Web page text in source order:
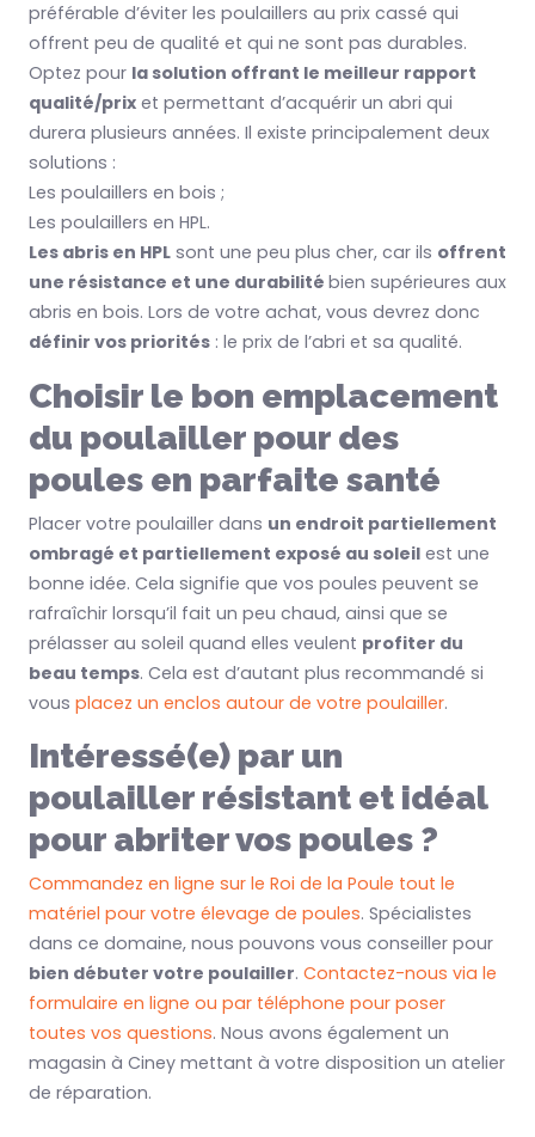
préférable d’éviter les poulaillers au prix cassé qui
offrent peu de qualité et qui ne sont pas durables.
Optez pour la solution offrant le meilleur rapport
qualité/prix et permettant d’acquérir un abri qui
durera plusieurs années. Il existe principalement deux
solutions :
Les poulaillers en bois ;
Les poulaillers en HPL.
Les abris en HPL sont une peu plus cher, car ils offrent
une résistance et une durabilité bien supérieures aux
abris en bois. Lors de votre achat, vous devrez donc
définir vos priorités : le prix de l’abri et sa qualité.
Choisir le bon emplacement
du poulailler pour des
poules en parfaite santé
Placer votre poulailler dans un endroit partiellement
ombragé et partiellement exposé au soleil est une
bonne idée. Cela signifie que vos poules peuvent se
rafraîchir lorsqu’il fait un peu chaud, ainsi que se
prélasser au soleil quand elles veulent profiter du
beau temps. Cela est d’autant plus recommandé si
vous placez un enclos autour de votre poulailler.
Intéressé(e) par un
poulailler résistant et idéal
pour abriter vos poules ?
Commandez en ligne sur le Roi de la Poule tout le
matériel pour votre élevage de poules. Spécialistes
dans ce domaine, nous pouvons vous conseiller pour
bien débuter votre poulailler. Contactez-nous via le
formulaire en ligne ou par téléphone pour poser
toutes vos questions. Nous avons également un
magasin à Ciney mettant à votre disposition un atelier
de réparation.